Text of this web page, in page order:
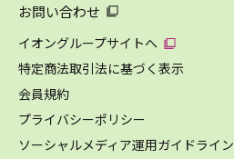
お問い合わせ
イオングループサイトへ
特定商法取引法に基づく表示
会員規約
プライバシーポリシー
ソーシャルメディア運用ガイドライン